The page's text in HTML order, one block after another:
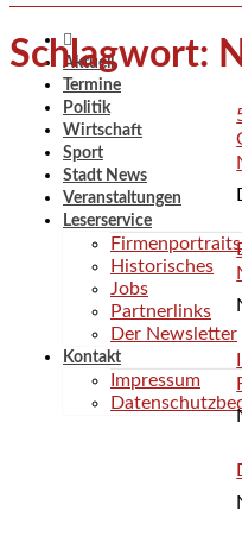
Aktuell
Termine
Politik
Wirtschaft
Sport
Stadt News
Veranstaltungen
Leserservice
Firmenportraits
Historisches
Jobs
Partnerlinks
Der Newsletter
Kontakt
Impressum
Schlagwort: